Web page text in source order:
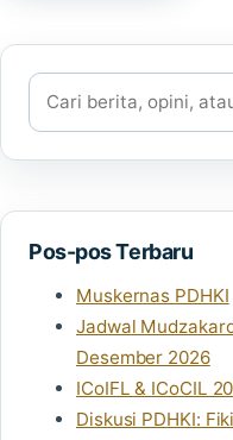
Cari
Pos-pos Terbaru
Muskernas PDHKI
Jadwal
Desember 2026
ICoIFL & ICoCIL
Diskusi PDHKI: